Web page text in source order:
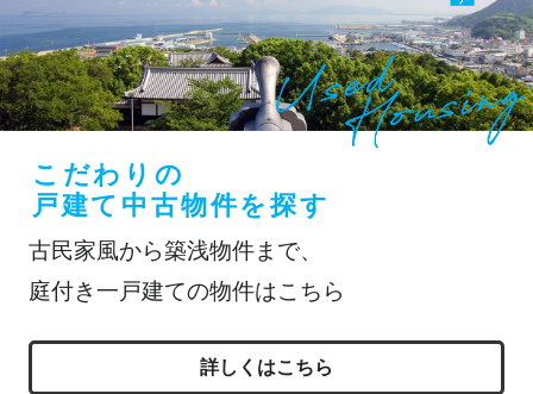
こだわりの
戸建て中古物件を探す
古民家風から築浅物件まで、
庭付き一戸建ての物件はこちら
詳しくはこちら